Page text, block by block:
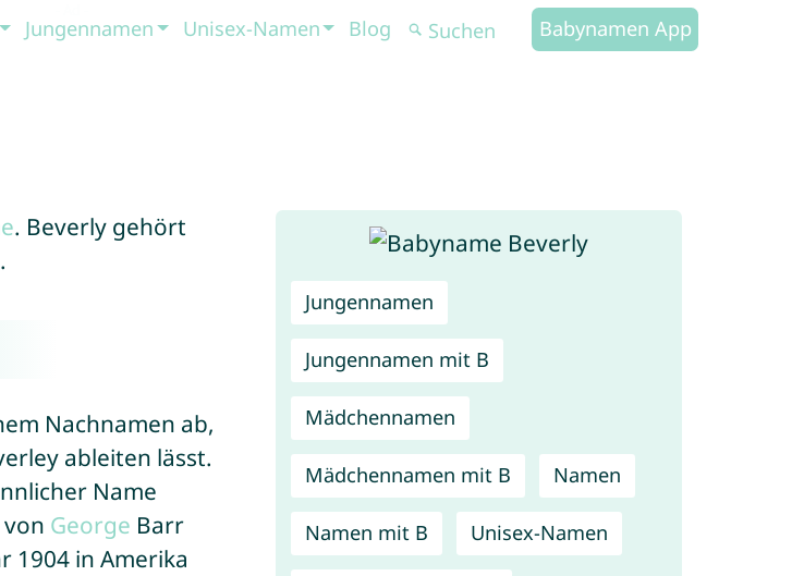
Jungennamen Unisex-Namen Blog Babynamen App
Jungennamen
Jungennamen mit B
Mädchennamen
Mädchennamen mit B Namen
Namen mit B Unisex-Namen
. Beverly gehört
.
Nachnamen ab,
ableiten lässt.
Name
George Barr
1904 in Amerika